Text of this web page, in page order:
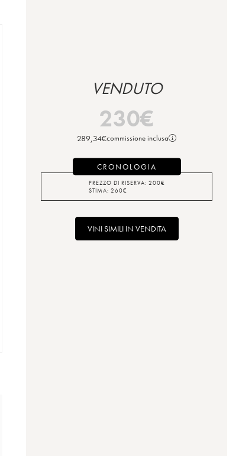
VENDUTO
230€
289,34€commissione inclusa
CRONOLOGIA
PREZZO DI RISERVA: 200€
STIMA: 260€
VINI SIMILI IN VENDITA